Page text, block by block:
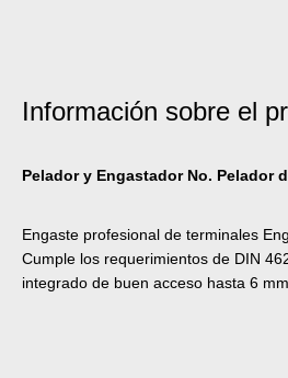
Información sobre el
Pelador y Engastador No. Pelador
Engaste profesional de terminales
Cumple los requerimientos de DIN
integrado de buen acceso hasta 6